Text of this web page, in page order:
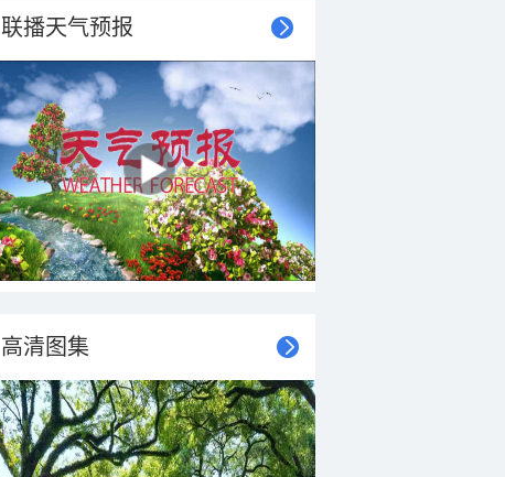
联播天气预报
高清图集